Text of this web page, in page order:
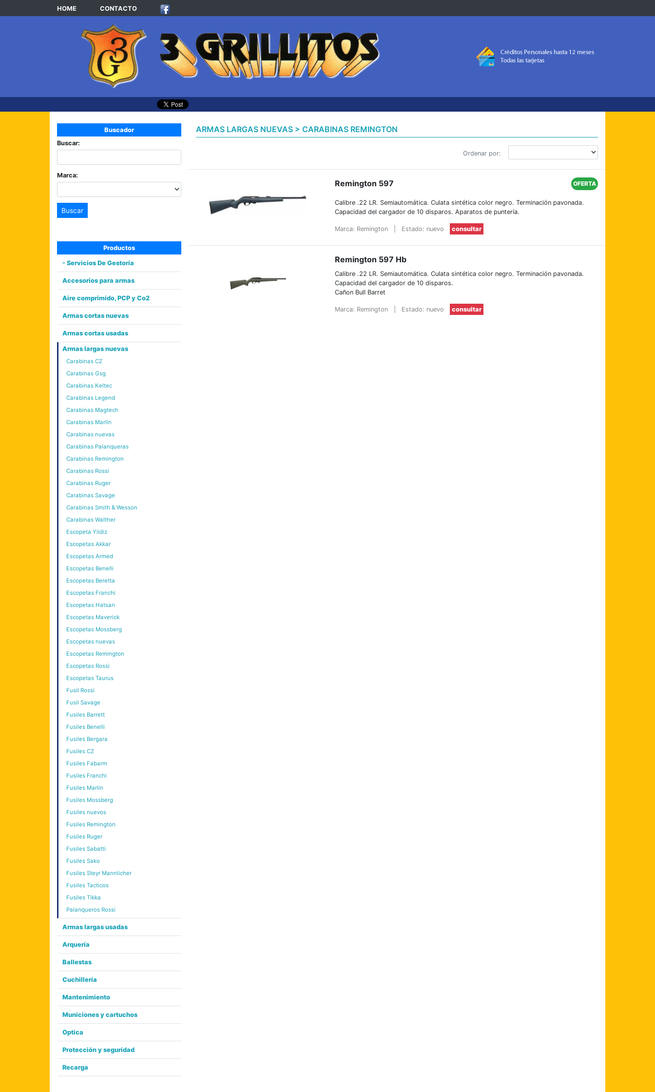
HOME CONTACTO
Buscador
Buscar:
Marca:
Buscar
Productos
- Servicios De Gestoría
Accesorios para armas
Aire comprimido, PCP y Co2
Armas cortas nuevas
Armas cortas usadas
Armas largas nuevas
Carabinas CZ
Carabinas Gsg
Carabinas Keltec
Carabinas Legend
Carabinas Magtech
Carabinas Marlin
Carabinas nuevas
Carabinas Palanqueras
Carabinas Remington
Carabinas Rossi
Carabinas Ruger
Carabinas Savage
Carabinas Smith & Wesson
Carabinas Walther
Escopeta Yildiz
Escopetas Akkar
Escopetas Armed
Escopetas Benelli
Escopetas Beretta
Escopetas Franchi
Escopetas Hatsan
Escopetas Maverick
Escopetas Mossberg
Escopetas nuevas
Escopetas Remington
Escopetas Rossi
Escopetas Taurus
Fusil Rossi
Fusil Savage
Fusiles Barrett
Fusiles Benelli
Fusiles Bergara
Fusiles CZ
Fusiles Fabarm
Fusiles Franchi
Fusiles Marlin
Fusiles Mossberg
Fusiles nuevos
Fusiles Remington
Fusiles Ruger
Fusiles Sabatti
Fusiles Sako
Fusiles Steyr Mannlicher
Fusiles Tacticos
Fusiles Tikka
Palanqueros Rossi
Armas largas usadas
Arquería
Ballestas
Cuchillería
Mantenimiento
Municiones y cartuchos
Optica
Protección y seguridad
Recarga
ARMAS LARGAS NUEVAS > CARABINAS REMINGTON
Ordenar por:
Remington 597 OFERTA
Calibre .22 LR. Semiautomática. Culata sintética color negro. Terminación pavonada.
Capacidad del cargador de 10 disparos. Aparatos de puntería.
Marca: Remington Estado: nuevo consultar
Remington 597 Hb
Calibre .22 LR. Semiautomática. Culata sintética color negro. Terminación pavonada.
Capacidad del cargador de 10 disparos.
Cañon Bull Barret
Marca: Remington Estado: nuevo consultar